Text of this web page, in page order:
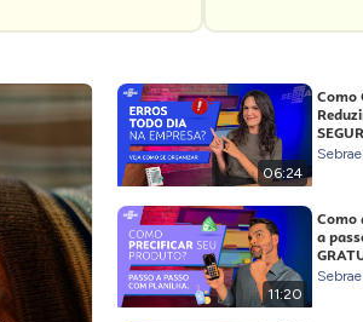
06:24
Como
11:20
Como
a